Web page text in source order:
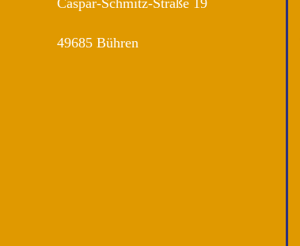
Caspar-Schmitz-Straße 19
49685 Bühren